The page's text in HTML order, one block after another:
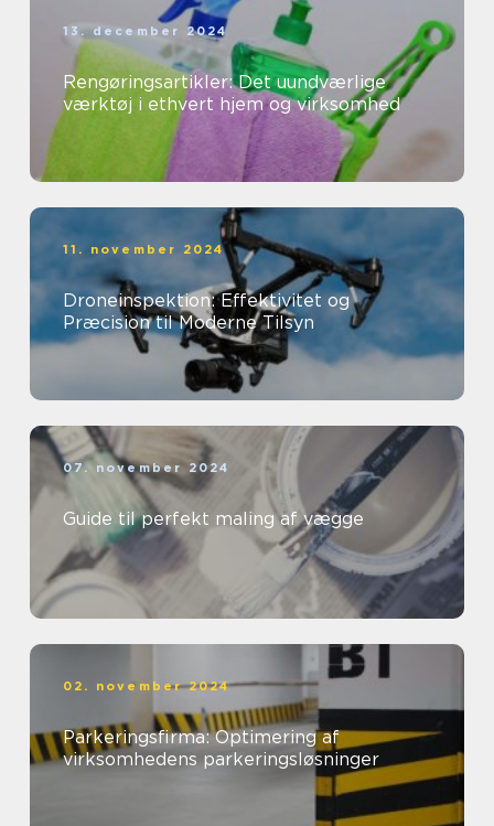
13. december 2024
Rengøringsartikler: Det uundværlige
værktøj i ethvert hjem og virksomhed
11. november 2024
Droneinspektion: Effektivitet og
Præcision til Moderne Tilsyn
07. november 2024
Guide til perfekt maling af vægge
02. november 2024
Parkeringsfirma: Optimering af
virksomhedens parkeringsløsninger